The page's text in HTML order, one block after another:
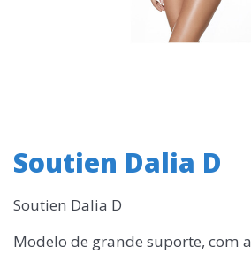
Soutien Dalia D
Soutien Dalia D
Modelo de grande suporte, com